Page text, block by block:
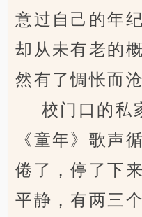
意过自己的年
却从未有老的
然有了惆怅而
校门口的私
《童年》歌声
倦了，停了下
平静，有两三